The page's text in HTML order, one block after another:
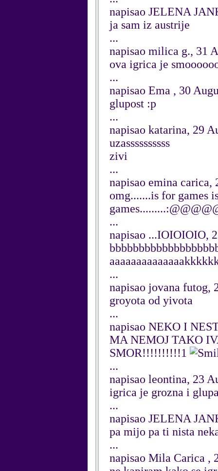
napisao JELENA
ja sam iz austrije
...
napisao milica g., 31
ova igrica je
...
napisao Ema , 30
glupost :p
...
napisao katarina, 29
uzassssssssss
zivi
...
napisao emina carica,
omg.......is for games
...
napisao ...IOIOIOIO,
...
napisao jovana futog,
groyota od yivota
...
napisao NEKO I
MA NEMOJ TAKO
SMOR!!!!!!!!!!1
...
napisao leontina, 23
igrica je grozna i
...
napisao JELENA
pa mijo pa ti nista
...
napisao Mila Carica ,